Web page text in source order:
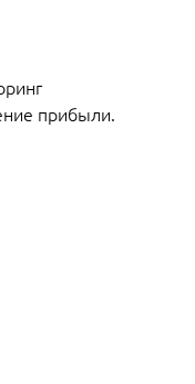
прибыли.